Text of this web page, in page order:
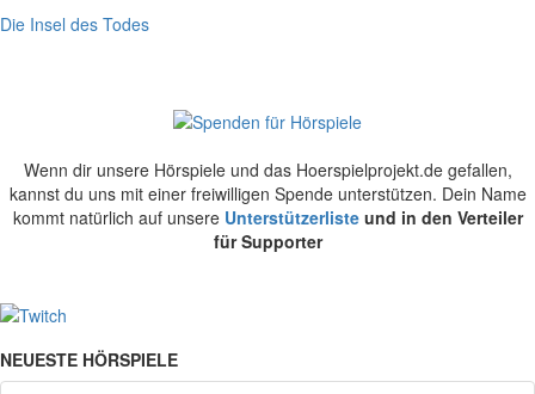
Die Insel des Todes
Wenn dir unsere Hörspiele und das Hoerspielprojekt.de gefallen,
kannst du uns mit einer freiwilligen Spende unterstützen. Dein Name
kommt natürlich auf unsere Unterstützerlisteund in den Verteiler
für Supporter
NEUESTE HÖRSPIELE